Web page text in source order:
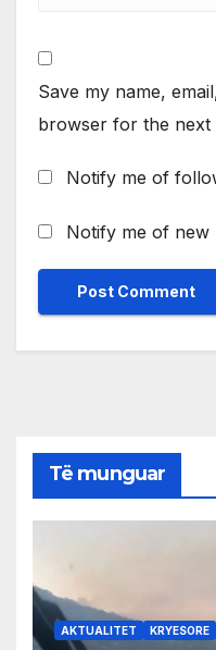
Save my name,
browser for the next
Notify me of
Notify me of new
Të munguar
AKTUALITET KRYESORE